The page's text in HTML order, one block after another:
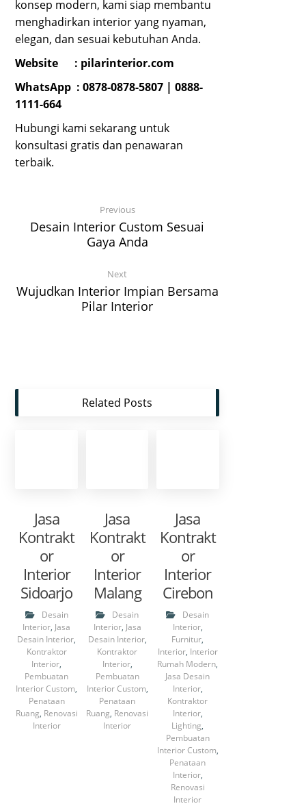
konsep modern, kami siap membantu
menghadirkan interior yang nyaman,
elegan, dan sesuai kebutuhan Anda.
Website : pilarinterior.com
WhatsApp : 0878-0878-5807 |0888-
1111-664
Hubungi kami sekarang untuk
konsultasi gratis dan penawaran
terbaik.
Previous
Desain Interior Custom Sesuai
Gaya Anda
Next
Wujudkan Interior Impian Bersama
Pilar Interior
Related Posts
Jasa
Kontrakt
or
Interior
Sidoarjo
Desain
Interior, Jasa
Desain Interior,
Kontraktor
Interior,
Pembuatan
Interior Custom,
Penataan
Ruang, Renovasi
Interior
Jasa
Kontrakt
or
Interior
Malang
Desain
Interior, Jasa
Desain Interior,
Kontraktor
Interior,
Pembuatan
Interior Custom,
Penataan
Ruang, Renovasi
Interior
Jasa
Kontrakt
or
Interior
Cirebon
Desain
Interior,
Furnitur,
Interior, Interior
Rumah Modern,
Jasa Desain
Interior,
Kontraktor
Interior,
Lighting,
Pembuatan
Interior Custom,
Penataan
Interior,
Renovasi
Interior